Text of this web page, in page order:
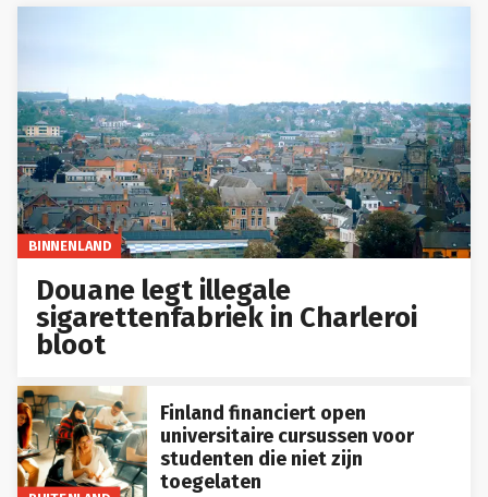
BINNENLAND
Douane legt illegale
sigarettenfabriek in Charleroi
bloot
Finland financiert open
universitaire cursussen voor
studenten die niet zijn
toegelaten